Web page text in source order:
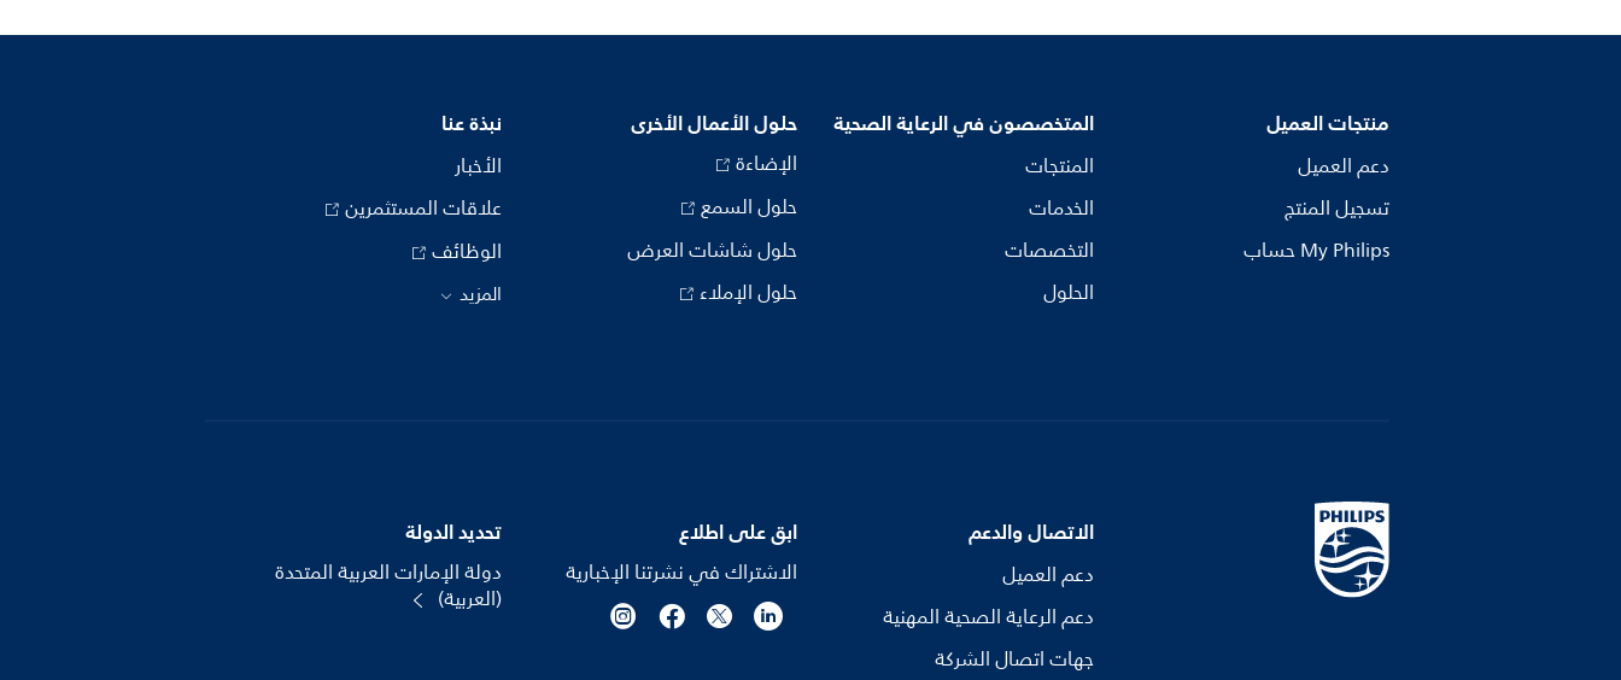
منتجات العميل
دعم العميل
تسجيل المنتج
My Philips حساب
المتخصصون في الرعاية الصحية
المنتجات
الخدمات
التخصصات
الحلول
حلول الأعمال الأخرى
الإضاءة
حلول السمع
حلول شاشات العرض
حلول الإملاء
نبذة عنا
الأخبار
علاقات المستثمرين
الوظائف
المزيد
الاتصال والدعم
دعم العميل
دعم الرعاية الصحية المهنية
جهات اتصال الشركة
ابق على اطلاع
الاشتراك في نشرتنا الإخبارية
تحديد الدولة
دولة الإمارات العربية المتحدة
(العربية)